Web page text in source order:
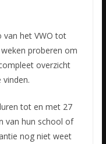
van het VWO tot
proberen om
overzicht
vinden.
tot en met 27
van hun school of
nog niet weet